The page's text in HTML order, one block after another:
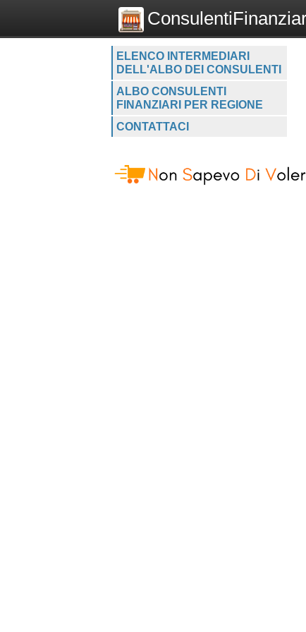
ELENCO INTERMEDIARI
DELL'ALBO DEI CONSULENTI
ALBO CONSULENTI
FINANZIARI PER REGIONE
CONTATTACI